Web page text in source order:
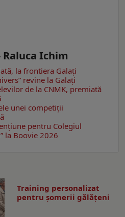
Ichim
la frontiera Galați
revine la Galați
de la CNMK, premiată
unei competiții
pentru Colegiul
la Boovie 2026
Training personalizat
pentru șomerii gălățeni